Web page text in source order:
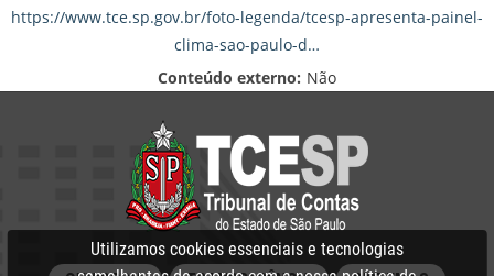
https://www.tce.sp.gov.br/foto-legenda/tcesp-apresenta-painel-
clima-sao-paulo-d…
Conteúdo externo: Não
Utilizamos cookies essenciais e tecnologias